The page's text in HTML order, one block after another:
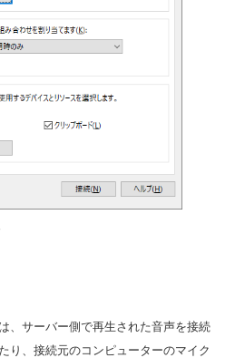
、サーバー側で再生された音声を接続
り、接続元のコンピューターのマイク